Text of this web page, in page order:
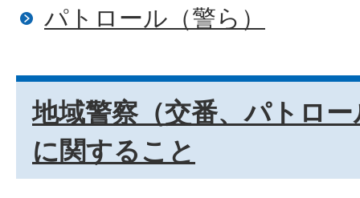
パトロール（警ら）
地域警察（交番、パトロ
に関すること